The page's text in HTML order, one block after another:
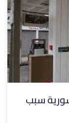
سورية سبب